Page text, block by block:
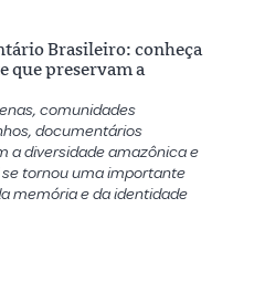
Brasileiro: conheça
que preservam a
comunidades
documentários
a diversidade amazônica e
tornou uma importante
memória e da identidade